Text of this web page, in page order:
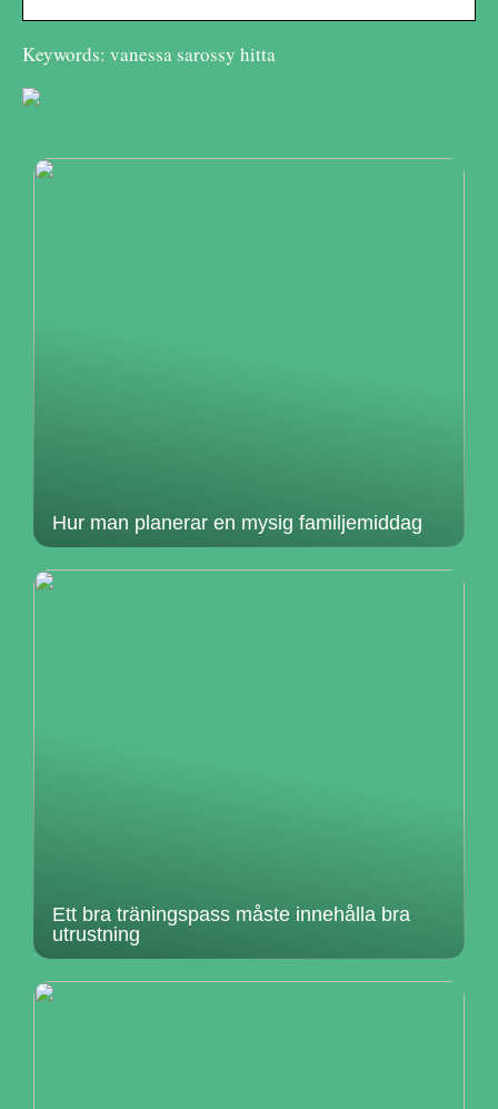
Keywords: vanessa sarossy hitta
Hur man planerar en mysig familjemiddag
Ett bra träningspass måste innehålla bra
utrustning